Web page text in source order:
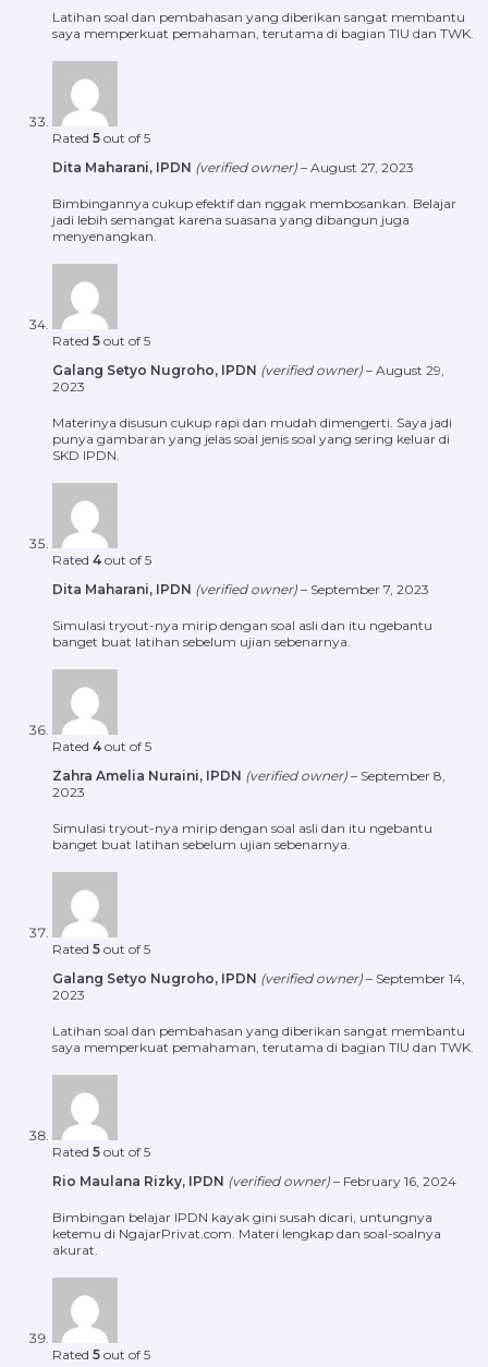
Latihan soal dan pembahasan yang diberikan sangat membantu
saya memperkuat pemahaman, terutama di bagian TIU dan TWK.
Rated 5 out of 5
Dita Maharani, IPDN (verified owner) – August 27, 2023
Bimbingannya cukup efektif dan nggak membosankan. Belajar
jadi lebih semangat karena suasana yang dibangun juga
menyenangkan.
Rated 5 out of 5
Galang Setyo Nugroho, IPDN (verified owner) – August 29,
2023
Materinya disusun cukup rapi dan mudah dimengerti. Saya jadi
punya gambaran yang jelas soal jenis soal yang sering keluar di
SKD IPDN.
Rated 4 out of 5
Dita Maharani, IPDN (verified owner) – September 7, 2023
Simulasi tryout-nya mirip dengan soal asli dan itu ngebantu
banget buat latihan sebelum ujian sebenarnya.
Rated 4 out of 5
Zahra Amelia Nuraini, IPDN (verified owner) – September 8,
2023
Simulasi tryout-nya mirip dengan soal asli dan itu ngebantu
banget buat latihan sebelum ujian sebenarnya.
Rated 5 out of 5
Galang Setyo Nugroho, IPDN (verified owner) – September 14,
2023
Latihan soal dan pembahasan yang diberikan sangat membantu
saya memperkuat pemahaman, terutama di bagian TIU dan TWK.
Rated 5 out of 5
Rio Maulana Rizky, IPDN (verified owner) – February 16, 2024
Bimbingan belajar IPDN kayak gini susah dicari, untungnya
ketemu di NgajarPrivat.com. Materi lengkap dan soal-soalnya
akurat.
Rated 5 out of 5